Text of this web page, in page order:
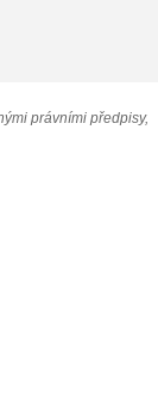
právními předpisy,